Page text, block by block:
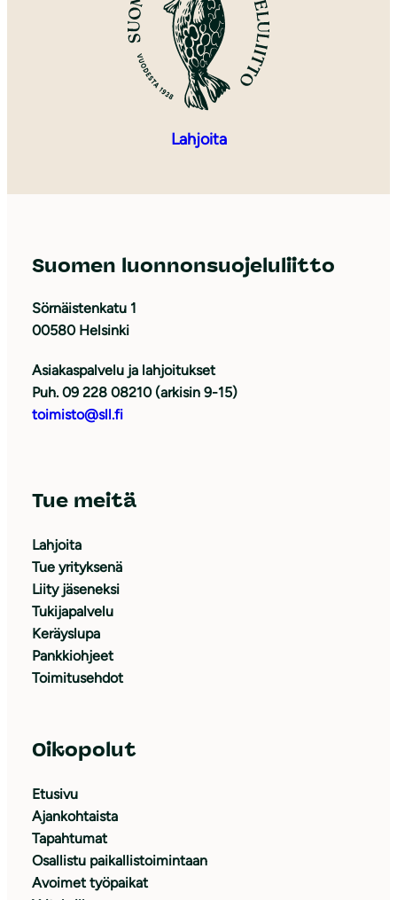
Lahjoita
Suomen luonnonsuojeluliitto
Sörnäistenkatu 1
00580 Helsinki
Asiakaspalvelu ja lahjoitukset
Puh. 09 228 08210 (arkisin 9-15)
toimisto@sll.fi
Tue meitä
Lahjoita
Tue yrityksenä
Liity jäseneksi
Tukijapalvelu
Keräyslupa
Pankkiohjeet
Toimitusehdot
Oikopolut
Etusivu
Ajankohtaista
Tapahtumat
Osallistu paikallistoimintaan
Avoimet työpaikat